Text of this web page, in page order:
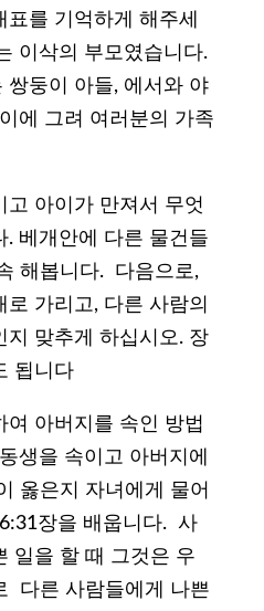
를 기억하게 해주세
이삭의 부모였습니다.
쌍둥이 아들, 에서와 야
에 그려 여러분의 가족
고 아이가 만져서 무엇
. 베개안에 다른 물건들
해봅니다. 다음으로,
가리고, 다른 사람의
지 맞추게 하십시오. 장
됩니다
여 아버지를 속인 방법
생을 속이고 아버지에
옳은지 자녀에게 물어
장을 배웁니다. 사
일을 할 때 그것은 우
다른 사람들에게 나쁜